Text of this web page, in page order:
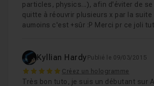
particles, physics...), afin d'éviter de
quitte à réouvrir plusieurs x par la suite
aumoins c'est +sûr :P Merci pr ce joli
Kyllian Hardy Publié le 09/03/2015
5 Créez un hologramme
Très bon tuto, je suis un débutant sur